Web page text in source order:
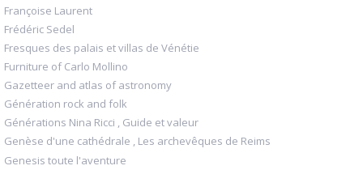
Françoise Laurent
Frédéric Sedel
Fresques des palais et villas de Vénétie
Furniture of Carlo Mollino
Gazetteer and atlas of astronomy
Génération rock and folk
Générations Nina Ricci , Guide et valeur
Genèse d'une cathédrale , Les archevêques de Reims
Genesis toute l'aventure